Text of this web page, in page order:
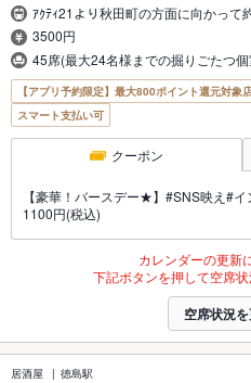
ｱｸﾃｨ21より秋田町の方面に向かって
3500円
45席(最大24名様までの掘りごたつ
【アプリ予約限定】最大800ポイント還元対象
スマート支払い可
クーポン
【豪華！バースデー★】#SNS映え#
1100円(税込)
カレンダーの更新
下記ボタンを押して空席状
空席状況
居酒屋 徳島駅